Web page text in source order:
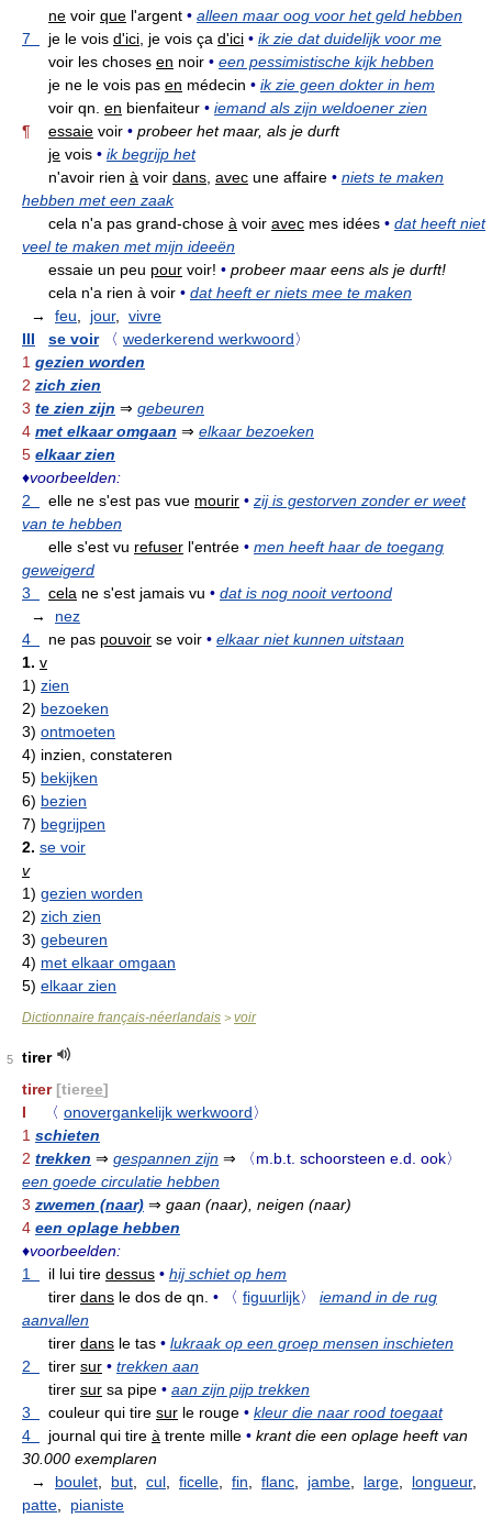
ne voir que l'argent • alleen maar oog voor het geld hebben
7
je le vois d'ici, je vois ça d'ici • ik zie dat duidelijk voor me
voir les choses en noir • een pessimistische kijk hebben
je ne le vois pas en médecin • ik zie geen dokter in hem
voir qn. en bienfaiteur • iemand als zijn weldoener zien
¶
essaie voir • probeer het maar, als je durft
je vois • ik begrijp het
n'avoir rien à voir dans, avec une affaire • niets te maken
hebben met een zaak
cela n'a pas grand-chose à voir avec mes idées • dat heeft niet
veel te maken met mijn ideeën
essaie un peu pour voir! • probeer maar eens als je durft!
cela n'a rien à voir • dat heeft er niets mee te maken
→ feu, jour, vivre
III
se voir 〈 wederkerend werkwoord〉
1 gezien worden
2 zich zien
3 te zien zijn ⇒ gebeuren
4 met elkaar omgaan ⇒ elkaar bezoeken
5 elkaar zien
♦voorbeelden:
2
elle ne s'est pas vue mourir • zij is gestorven zonder er weet
van te hebben
elle s'est vu refuser l'entrée • men heeft haar de toegang
geweigerd
3
cela ne s'est jamais vu • dat is nog nooit vertoond
→ nez
4
ne pas pouvoir se voir • elkaar niet kunnen uitstaan
1. v
1) zien
2) bezoeken
3) ontmoeten
4) inzien, constateren
5) bekijken
6) bezien
7) begrijpen
2. se voir
v
1) gezien worden
2) zich zien
3) gebeuren
4) met elkaar omgaan
5) elkaar zien
Dictionnaire français-néerlandais > voir
5
tirer
tirer [tieree]
I
〈 onovergankelijk werkwoord〉
1 schieten
2 trekken ⇒ gespannen zijn ⇒
〈m.b.t. schoorsteen e.d. ook〉
een goede circulatie hebben
3 zwemen (naar) ⇒ gaan (naar), neigen (naar)
4 een oplage hebben
♦voorbeelden:
1
il lui tire dessus • hij schiet op hem
tirer dans le dos de qn. • 〈 figuurlijk〉
iemand in de rug
aanvallen
tirer dans le tas • lukraak op een groep mensen inschieten
2
tirer sur • trekken aan
tirer sur sa pipe • aan zijn pijp trekken
3
couleur qui tire sur le rouge • kleur die naar rood toegaat
4
journal qui tire à trente mille • krant die een oplage heeft van
30.000 exemplaren
→ boulet, but, cul, ficelle, fin, flanc, jambe, large, longueur,
patte, pianiste